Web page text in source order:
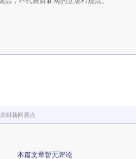
财新网观点
本篇文章暂无评论